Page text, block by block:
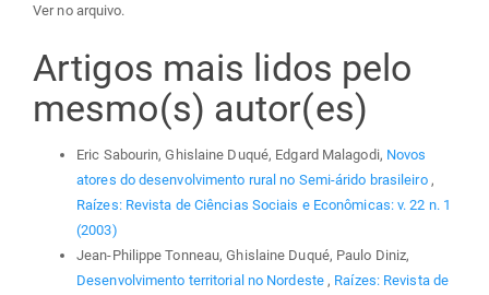
Ver no arquivo.
Artigos mais lidos pelo
mesmo(s) autor(es)
Eric Sabourin, Ghislaine Duqué, Edgard Malagodi, Novos
atores do desenvolvimento rural no Semi-árido brasileiro ,
Raízes: Revista de Ciências Sociais e Econômicas: v. 22 n. 1
(2003)
Jean-Philippe Tonneau, Ghislaine Duqué, Paulo Diniz,
Desenvolvimento territorial no Nordeste , Raízes: Revista de